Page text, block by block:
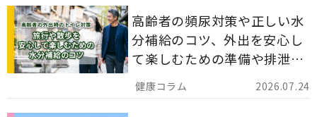
2026.07.24
高齢者の頻尿対策や正しい水
分補給のコツ、外出を安心し
て楽しむための準備や排泄ケ
ア用品の選び方を解説しま
す。